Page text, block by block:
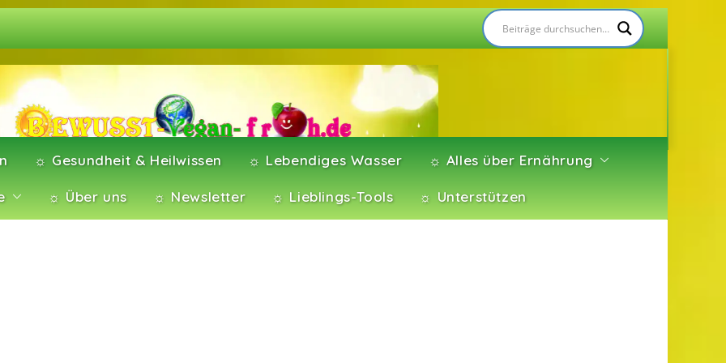
☼ Gesundheit & Heilwissen ☼ Lebendiges Wasser ☼ Alles über Ernährung
☼ Über uns ☼ Newsletter ☼ Lieblings-Tools ☼ Unterstützen